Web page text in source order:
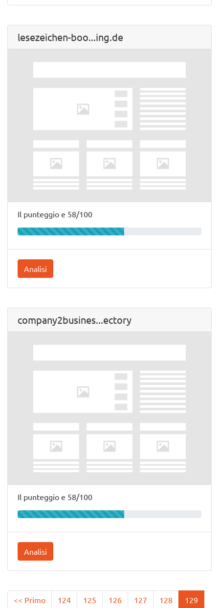
lesezeichen-boo...ing.de
Il punteggio e 58/100
Analisi
company2busines...ectory
Il punteggio e 58/100
Analisi
<< Primo 124 125 126 127 128 129